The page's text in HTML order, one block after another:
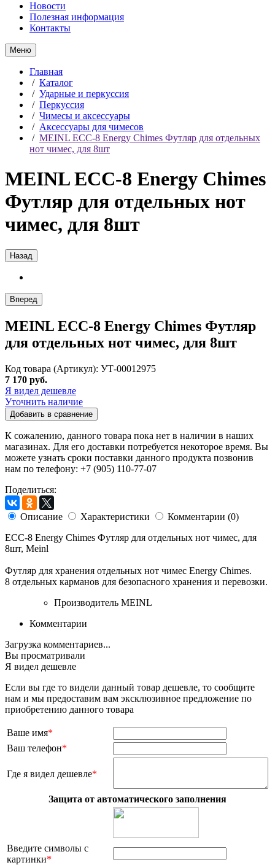
Новости
Полезная информация
Контакты
Меню
Главная
/ Каталог
/ Ударные и перкуссия
/ Перкуссия
/ Чимесы и аксессуары
/ Аксессуары для чимесов
/ MEINL ECC-8 Energy Chimes Футляр для отдельных
нот чимес, для 8шт
MEINL ECC-8 Energy Chimes
Футляр для отдельных нот
чимес, для 8шт
Назад
Вперед
MEINL ECC-8 Energy Chimes Футляр
для отдельных нот чимес, для 8шт
Код товара (Артикул): УТ-00012975
7 170 руб.
Я видел дешевле
Уточнить наличие
Добавить в сравнение
К сожалению, данного товара пока нет в наличии в наших
магазинах. Для его доставки потребуется некоторое время. Вы
можете узнать сроки поставки данного продукта позвонив
нам по телефону: +7 (905) 110-77-07
Поделиться:
Описание Характеристики
Комментарии (0)
ECC-8 Energy Chimes Футляр для отдельных нот чимес, для
8шт, Meinl
Футляр для хранения отдельных нот чимес Energy Chimes.
8 отдельных карманов для безопасного хранения и перевозки.
Производитель MEINL
Комментарии
Загрузка комментариев...
Вы просматривали
Я видел дешевле
Если вы где то видели данный товар дешевле, то сообщите
нам и мы предоставим вам эксклюзивное предложение по
приобретению данного товара
Ваше имя*
Ваш телефон*
Где я видел дешевле*
Защита от автоматического заполнения
Введите символы с
картинки*